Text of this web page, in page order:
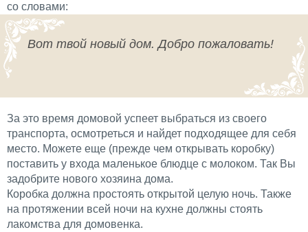
со словами:
Вот твой новый дом. Добро пожаловать!
За это время домовой успеет выбраться из своего
транспорта, осмотреться и найдет подходящее для себя
место. Можете еще (прежде чем открывать коробку)
поставить у входа маленькое блюдце с молоком. Так Вы
задобрите нового хозяина дома.
Коробка должна простоять открытой целую ночь. Также
на протяжении всей ночи на кухне должны стоять
лакомства для домовенка.